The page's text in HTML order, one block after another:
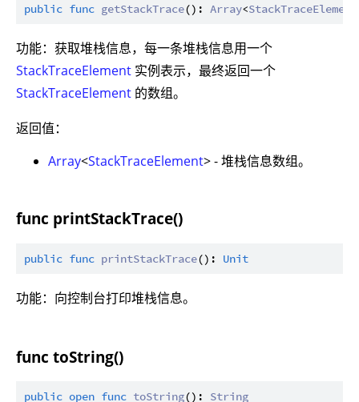
public func getStackTrace(): Array<StackTraceElement
功能：获取堆栈信息，每一条堆栈信息用一个
StackTraceElement 实例表示，最终返回一个
StackTraceElement 的数组。
返回值：
Array<StackTraceElement> - 堆栈信息数组。
func printStackTrace()
public func printStackTrace(): Unit
功能：向控制台打印堆栈信息。
func toString()
public open func toString(): String